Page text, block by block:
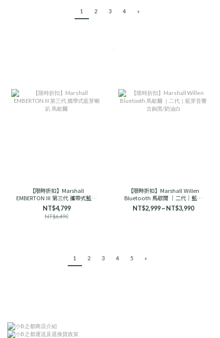
1 2 3 4 »
【限時折扣】Marshall
EMBERTON III 第三代 攜帶式藍芽
喇叭 馬歇爾
NT$4,799
NT$6,490
【限時折扣】Marshall Willen
Bluetooth 馬歇爾 ｜二代｜藍芽
音響 古銅黑/奶油白
NT$2,999 ~ NT$3,990
1 2 3 4 5 »